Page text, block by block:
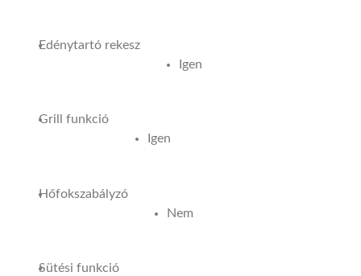
Edénytartó rekesz
Igen
Grill funkció
Igen
Hőfokszabályzó
Nem
Sütési funkció